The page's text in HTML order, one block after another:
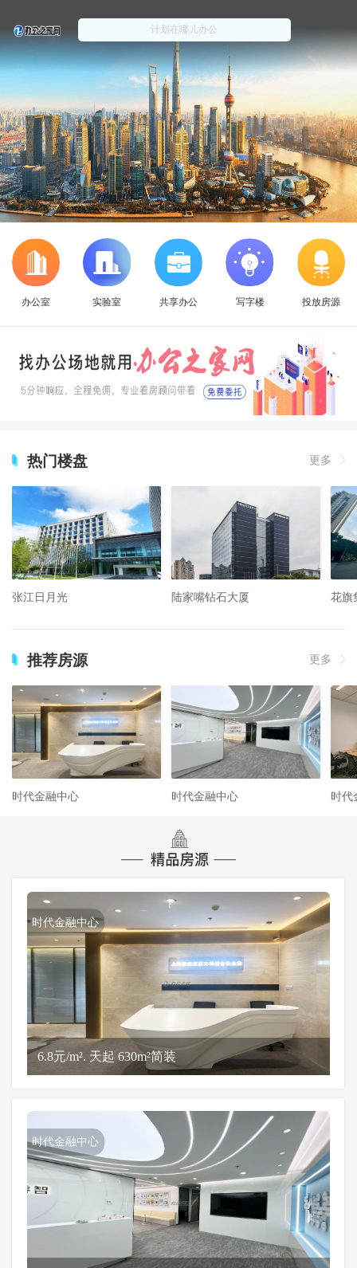
办公室 实验室 共享办公 写字楼 投放房源
热门楼盘 更多
张江日月光 陆家嘴钻石大厦 花旗
推荐房源 更多
时代金融中心 时代金融中心 时代
时代金融中心
6.8元/m². 天起 630m²简装
时代金融中心